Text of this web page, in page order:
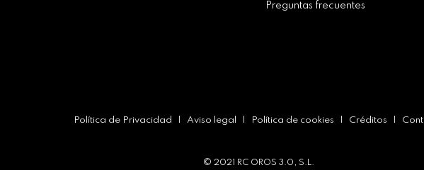
Preguntas frecuentes
Política de Privacidad Aviso legal Política de cookies Créditos
© 2021 RC OROS 3.0, S.L.